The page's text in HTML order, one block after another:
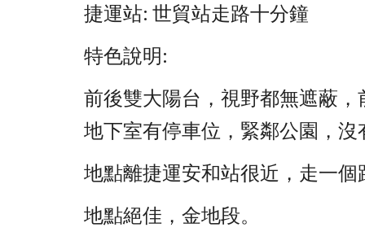
捷運站: 世貿站走路十分鐘
特色說明:
前後雙大陽台，視野都無遮蔽
地下室有停車位，緊鄰公園，
地點離捷運安和站很近，走一
地點絕佳，金地段。